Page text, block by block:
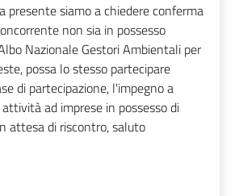
presente siamo a chiedere conferma
non sia in possesso
Nazionale Gestori Ambientali per
possa lo stesso partecipare
di partecipazione, l'impegno a
ad imprese in possesso di
attesa di riscontro, saluto